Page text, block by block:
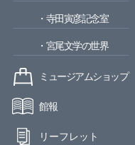
・寺田寅彦記念室
・宮尾文学の世界
ミュージアムショップ
館報
リーフレット